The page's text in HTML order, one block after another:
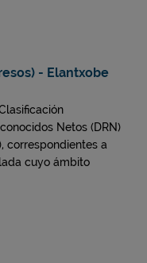
- Elantxobe
Netos (DRN)
correspondientes a
cuyo ámbito